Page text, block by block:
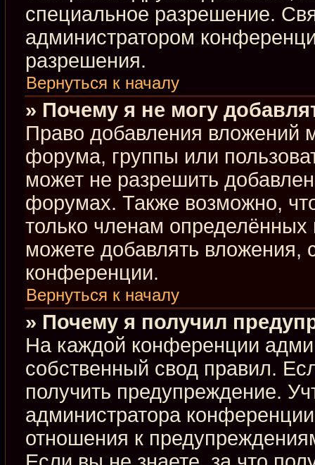
специальное разрешение.
администратором
разрешения.
Вернуться к началу
» Почему я не могу
Право добавления вложений
форума, группы или
может не разрешить
форумах. Также возможно,
только членам
можете добавлять вложения,
конференции.
Вернуться к началу
» Почему я получил
На каждой конференции
собственный свод правил.
получить предупреждение.
администратора
отношения к